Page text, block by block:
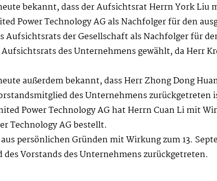
bekannt, dass der Aufsichtsrat Herrn York Liu
Power Technology AG als Nachfolger für den
der Gesellschaft als Nachfolger für
des Unternehmens gewählt, da Herr
außerdem bekannt, dass Herr Zhong Dong
des Unternehmens
Power Technology AG hat Herrn Cuan Li mit
Technology AG bestellt.
persönlichen Gründen mit Wirkung zum 13.
des Vorstands des Unternehmens zurückgetreten.